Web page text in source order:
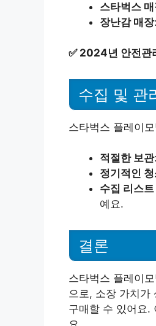
스타벅스
장난감 매장
✅ 2024년 안전관
수집 및 관
스타벅스 플레이
적절한 보관
정기적인
수집 리스
예요.
결론
스타벅스 플레이
으로, 소장 가치가
구매할 수 있어요.